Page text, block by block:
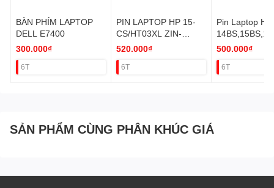
BÀN PHÍM LAPTOP
DELL E7400
300.000₫
6T
PIN LAPTOP HP 15-
CS/HT03XL ZIN-
41.04W/15-AD/14-CK
520.000₫
6T
Pin Laptop
S ZIN
500.000₫
6T
SẢN PHẨM CÙNG PHÂN KHÚC GIÁ